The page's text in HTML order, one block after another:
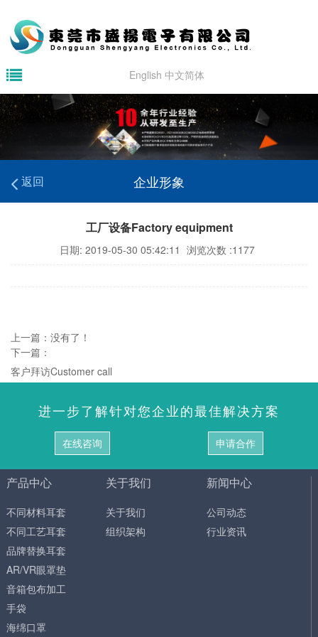
English 中文简体
返回 企业形象
工厂设备Factory equipment
日期: 2019-05-30 05:42:11 浏览次数 :1177
上一篇：没有了！
下一篇：
客户拜访Customer call
进一步了解针对您企业的最佳解决方案
在线咨询 申请合作
产品中心
不同材料耳套
不同工艺耳套
品牌替换耳套
AR/VR眼罩垫
音箱包布加工
手袋
海绵口罩
关于我们
关于我们
组织架构
新闻中心
公司动态
行业资讯